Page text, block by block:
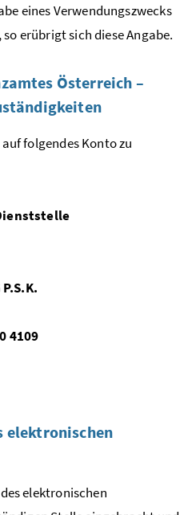
eines Verwendungszwecks
erübrigt sich diese Angabe.
Österreich –
folgendes Konto zu
4109
elektronischen
elektronischen